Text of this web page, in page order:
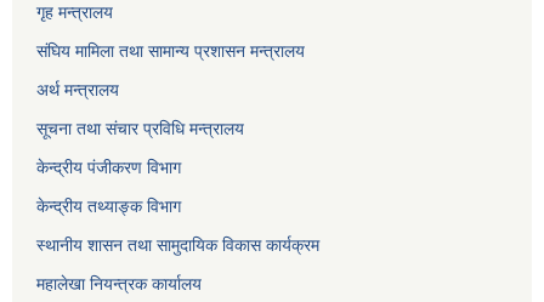
गृह मन्त्रालय
संघिय मामिला तथा सामान्य प्रशासन मन्त्रालय
अर्थ मन्त्रालय
सूचना तथा संचार प्रविधि मन्त्रालय
केन्द्रीय पंजीकरण विभाग
केन्द्रीय तथ्याङ्क विभाग
स्थानीय शासन तथा सामुदायिक विकास कार्यक्रम
महालेखा नियन्त्रक कार्यालय